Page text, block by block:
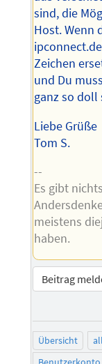
sind, die
Host. Wenn
Zeichen
und Du
ganz so doll
Liebe Grüße
Tom S.
--
Es gibt
meistens
haben.
Beitrag
Übersicht